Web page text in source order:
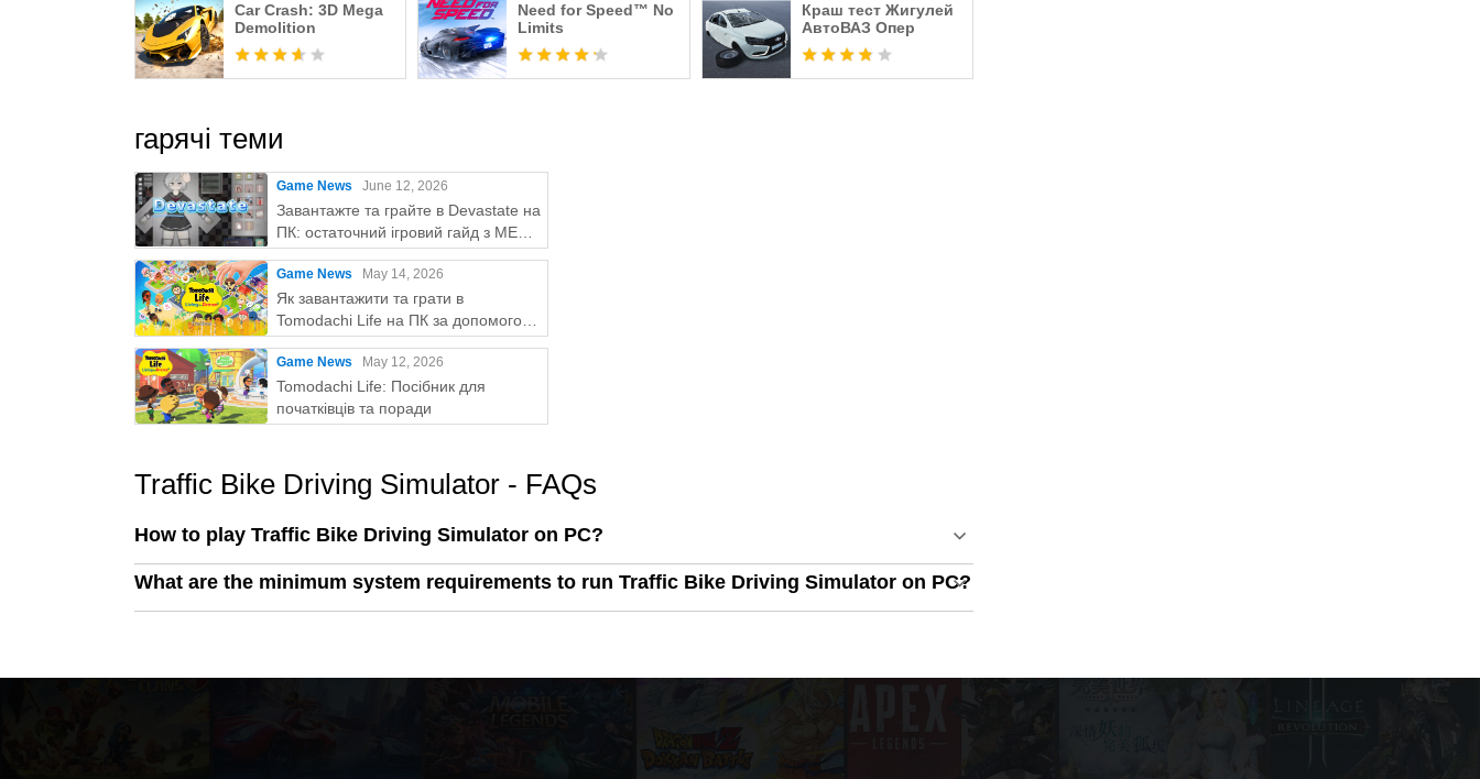
Car Crash: 3D Mega
Demolition
Need for Speed™ No
Limits
Краш тест Жигулей
АвтоВАЗ Опер
гарячі теми
Game News June 12, 2026
Завантажте та грайте в Devastate на
ПК: остаточний ігровий гайд з MEmu
Play
Game News May 14, 2026
Як завантажити та грати в
Tomodachi Life на ПК за допомогою
MEmu
Game News May 12, 2026
Tomodachi Life: Посібник для
початківців та поради
Traffic Bike Driving Simulator - FAQs
How to play Traffic Bike Driving Simulator on PC?
What are the minimum system requirements to run Traffic Bike Driving Simulator on PC?